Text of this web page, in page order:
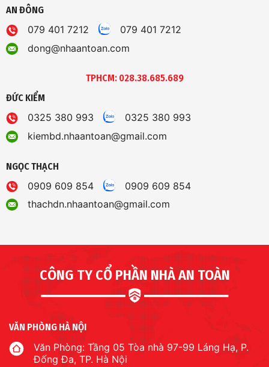
AN ĐÔNG
079 401 7212
079 401 7212
dong@nhaantoan.com
TPHCM: 028.38.685.689
ĐỨC KIỂM
0325 380 993
0325 380 993
kiembd.nhaantoan@gmail.com
NGỌC THẠCH
0909 609 854
0909 609 854
thachdn.nhaantoan@gmail.com
CÔNG TY CỔ PHẦN NHÀ AN TOÀN
VĂN PHÒNG HÀ NỘI
Văn Phòng: Tầng 05 Tòa nhà 97-99 Láng Hạ, P.
Đống Đa, TP. Hà Nội